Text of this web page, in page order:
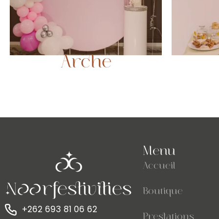
Arche
+262 693 81 06 62
Menu
Accueil
Boutique